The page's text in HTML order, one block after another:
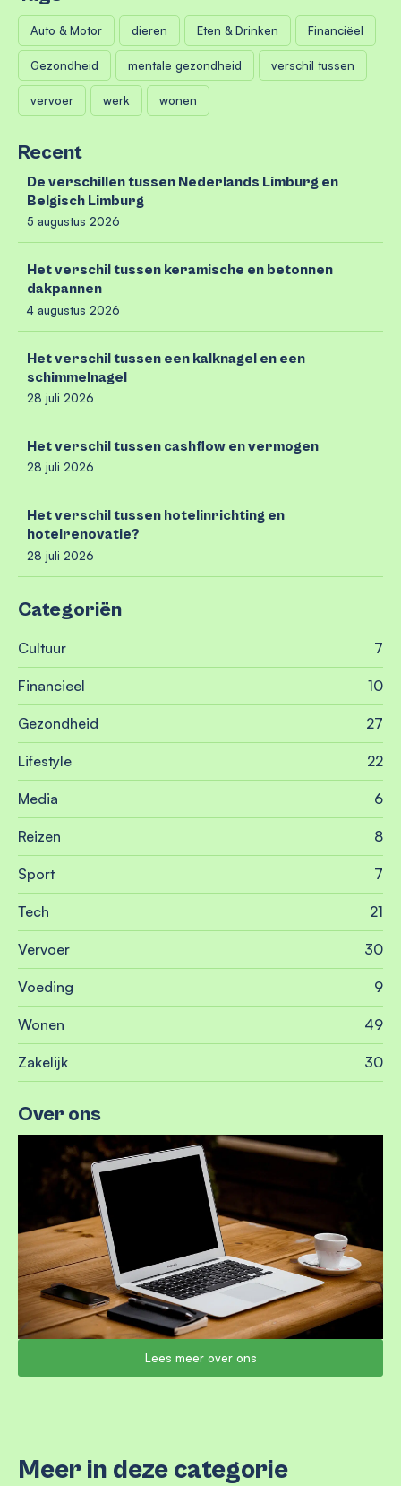
Auto & Motor dieren Eten & Drinken Financiëel
Gezondheid mentale gezondheid verschil tussen
vervoer werk wonen
Recent
De verschillen tussen Nederlands Limburg en
Belgisch Limburg
5 augustus 2026
Het verschil tussen keramische en betonnen
dakpannen
4 augustus 2026
Het verschil tussen een kalknagel en een
schimmelnagel
28 juli 2026
Het verschil tussen cashflow en vermogen
28 juli 2026
Het verschil tussen hotelinrichting en
hotelrenovatie?
28 juli 2026
Categoriën
Cultuur 7
Financieel 10
Gezondheid 27
Lifestyle 22
Media 6
Reizen 8
Sport 7
Tech 21
Vervoer 30
Voeding 9
Wonen 49
Zakelijk 30
Over ons
Lees meer over ons
Meer in deze categorie